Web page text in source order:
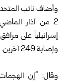
وأضاف نائب
وإصابة 249 آخرين.‏
وقال: “إن